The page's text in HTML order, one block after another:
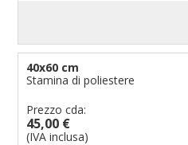
40x60 cm
Stamina di poliestere
Prezzo cda:
45,00 €
(IVA inclusa)